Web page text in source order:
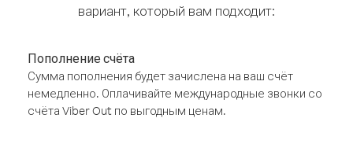
вариант, который вам подходит:
Пополнение счёта
Сумма пополнения будет зачислена на ваш счёт
немедленно. Оплачивайте международные звонки со
счёта Viber Out по выгодным ценам.